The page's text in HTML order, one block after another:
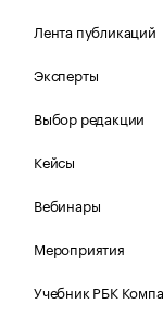
Лента публикаций
Эксперты
Выбор редакции
Кейсы
Вебинары
Мероприятия
Учебник РБК